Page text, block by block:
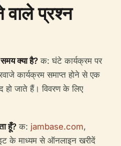
प्रश्न
क्या है? क: घंटे कार्यक्रम पर
कार्यक्रम समाप्त होने से एक
जाते हैं। विवरण के लिए
हूँ? क: jambase.com,
के माध्यम से ऑनलाइन खरीदें